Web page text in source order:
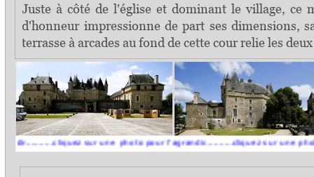
Juste à côté de l'église et dominant le village, ce
d'honneur impressionne de part ses dimensions,
terrasse à arcades au fond de cette cour relie les
sur une photo pour l'agrandir..........cliquez sur une photo